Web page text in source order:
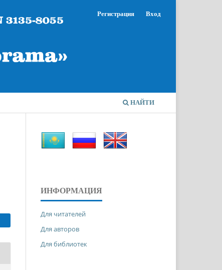
НАЙТИ
Регистрация Вход
ИНФОРМАЦИЯ
Для читателей
Для авторов
Для библиотек